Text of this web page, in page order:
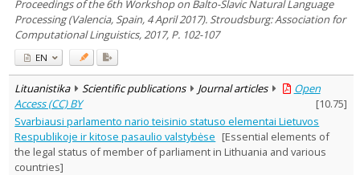
Proceedings of the 6th Workshop on Balto-Slavic Natural Language
Processing (Valencia, Spain, 4 April 2017). Stroudsburg: Association for
Computational Linguistics, 2017, P. 102-107
EN
Lituanistika Scientific publications Journal articles
Open
Access (CC) BY
[10.75]
Svarbiausi parlamento nario teisinio statuso elementai Lietuvos
Respublikoje ir kitose pasaulio valstybėse [Essential elements of
the legal status of member of parliament in Lithuania and various
countries]